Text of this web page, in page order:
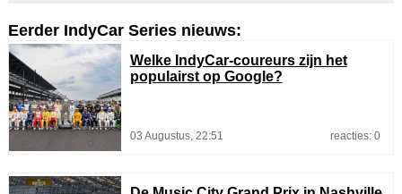
Eerder IndyCar Series nieuws:
Welke IndyCar-coureurs zijn het
populairst op Google?
03 Augustus, 22:51 reacties: 0